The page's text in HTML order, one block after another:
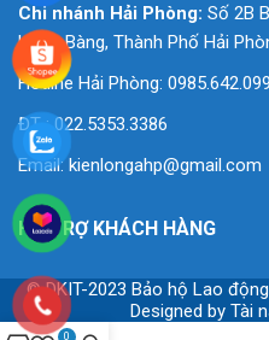
Chi nhánh Hải Phòng: Số 2B
Hồng Bàng, Thành Phố Hải
Hotline Hải Phòng: 0985.642.099
ĐT : 022.5353.3386
Email:kienlongahp@gmail.com
HỖ TRỢ KHÁCH HÀNG
© DKIT-2023 Bảo hộ Lao
Designed by Tài
0